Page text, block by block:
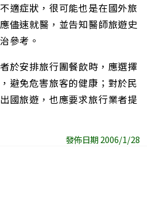
適症狀，很可能也是在國外旅
儘速就醫，並告知醫師旅遊史
參考。
於安排旅行團餐飲時，應選擇
避免危害旅客的健康；對於民
國旅遊，也應要求旅行業者提
發佈日期 2006/1/28